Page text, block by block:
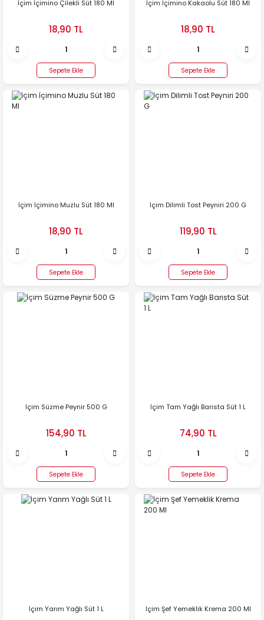
İçim İçimino Çilekli Süt 180 Ml
18,90 TL
Sepete Ekle
İçim İçimino Kakaolu Süt 180 Ml
18,90 TL
Sepete Ekle
İçim İçimino Muzlu Süt 180 Ml
18,90 TL
Sepete Ekle
İçim Dilimli Tost Peyniri 200 G
119,90 TL
Sepete Ekle
İçim Süzme Peynir 500 G
154,90 TL
Sepete Ekle
İçim Tam Yağlı Barista Süt 1 L
74,90 TL
Sepete Ekle
İçim Yarım Yağlı Süt 1 L İçim Şef Yemeklik Krema 200 Ml